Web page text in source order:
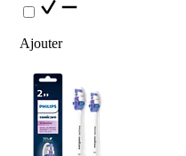
Ajouter